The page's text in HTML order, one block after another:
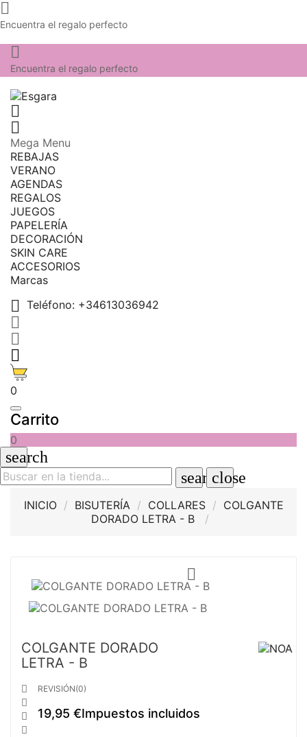

Encuentra el regalo perfecto

Encuentra el regalo perfecto


Mega Menu
REBAJAS
VERANO
AGENDAS
REGALOS
JUEGOS
PAPELERÍA
DECORACIÓN
SKIN CARE
ACCESORIOS
Marcas
 Teléfono: +34613036942



0
Carrito
0
search
searchclose
INICIO BISUTERÍA COLLARES
COLGANTE
DORADO LETRA - B

COLGANTE DORADO
LETRA - B




REVISIÓN(0)
19,95 €Impuestos incluidos